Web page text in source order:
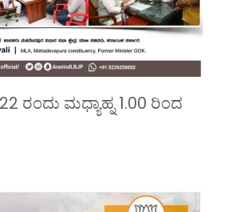
ರಂದು ಮಧ್ಯಾಹ್ನ 1.00 ರಿಂದ